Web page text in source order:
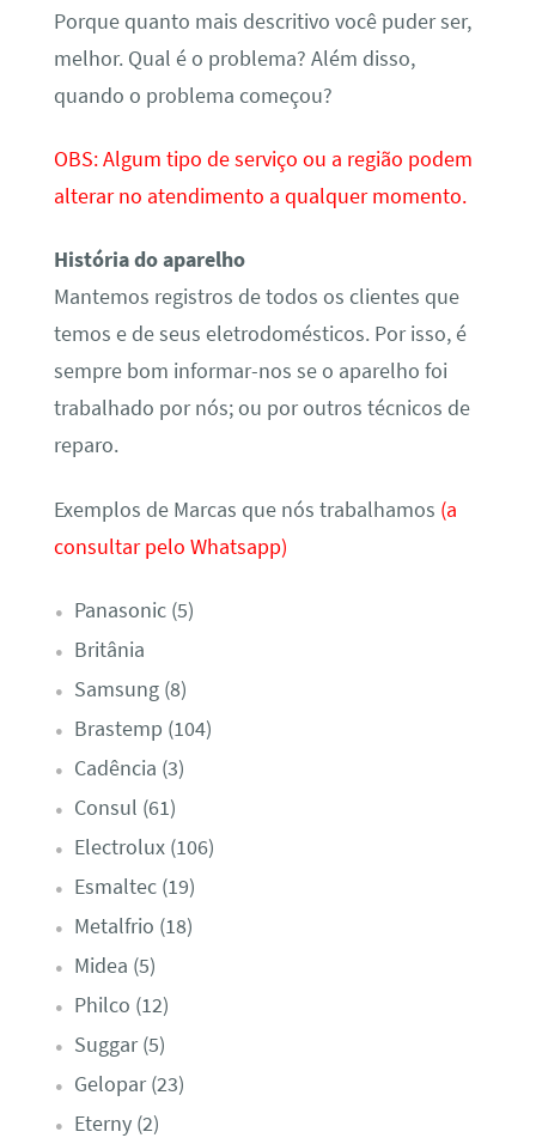
Porque quanto mais descritivo você puder ser,
melhor. Qual é o problema? Além disso,
quando o problema começou?
OBS: Algum tipo de serviço ou a região podem
alterar no atendimento a qualquer momento.
História do aparelho
Mantemos registros de todos os clientes que
temos e de seus eletrodomésticos. Por isso, é
sempre bom informar-nos se o aparelho foi
trabalhado por nós; ou por outros técnicos de
reparo.
Exemplos de Marcas que nós trabalhamos (a
consultar pelo Whatsapp)
Panasonic (5)
Britânia
Samsung (8)
Brastemp (104)
Cadência (3)
Consul (61)
Electrolux (106)
Esmaltec (19)
Metalfrio (18)
Midea (5)
Philco (12)
Suggar (5)
Gelopar (23)
Eterny (2)